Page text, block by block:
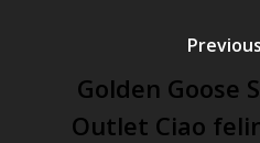
Golden Goose
Outlet Ciao